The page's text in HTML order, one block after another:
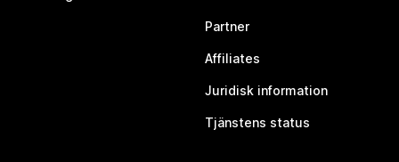
Partner
Affiliates
Juridisk information
Tjänstens status